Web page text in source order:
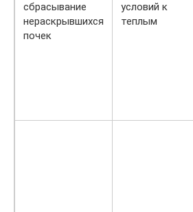
сбрасывание
нераскрывшихся
почек
условий к
теплым